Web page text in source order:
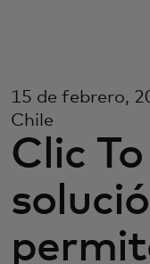
Para
Para el
Para
15 de febrero,
Chile
Clic